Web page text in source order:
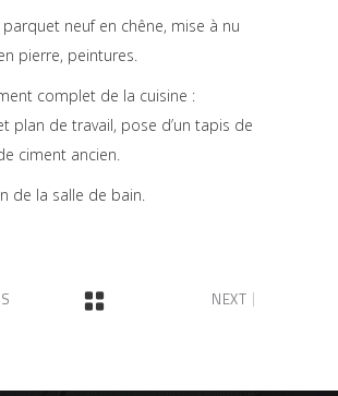
parquet neuf en chêne, mise à nu
pierre, peintures.
complet de la cuisine :
plan de travail, pose d’un tapis de
ciment ancien.
de la salle de bain.
NEXT